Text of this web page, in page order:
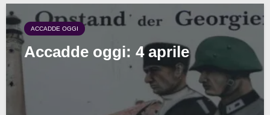
ACCADDE OGGI
Accadde oggi: 4 aprile